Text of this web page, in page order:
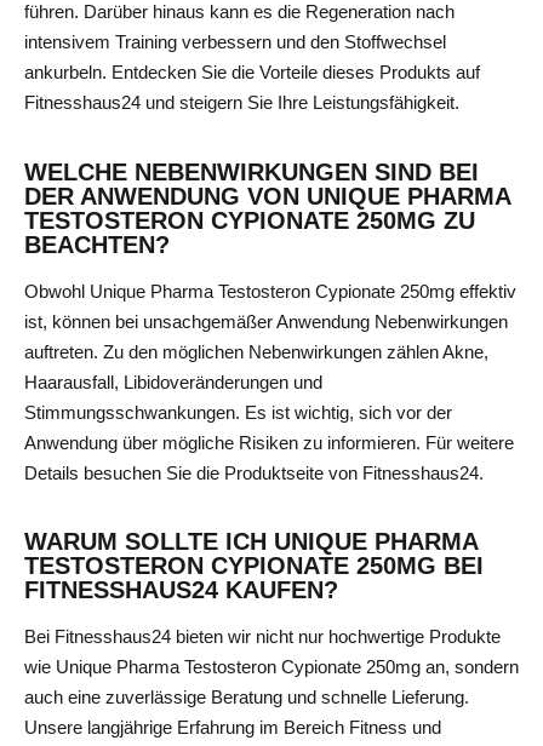
führen. Darüber hinaus kann es die Regeneration nach
intensivem Training verbessern und den Stoffwechsel
ankurbeln. Entdecken Sie die Vorteile dieses Produkts auf
Fitnesshaus24 und steigern Sie Ihre Leistungsfähigkeit.
WELCHE NEBENWIRKUNGEN SIND BEI
DER ANWENDUNG VON UNIQUE PHARMA
TESTOSTERON CYPIONATE 250MG ZU
BEACHTEN?
Obwohl Unique Pharma Testosteron Cypionate 250mg effektiv
ist, können bei unsachgemäßer Anwendung Nebenwirkungen
auftreten. Zu den möglichen Nebenwirkungen zählen Akne,
Haarausfall, Libidoveränderungen und
Stimmungsschwankungen. Es ist wichtig, sich vor der
Anwendung über mögliche Risiken zu informieren. Für weitere
Details besuchen Sie die Produktseite von Fitnesshaus24.
WARUM SOLLTE ICH UNIQUE PHARMA
TESTOSTERON CYPIONATE 250MG BEI
FITNESSHAUS24 KAUFEN?
Bei Fitnesshaus24 bieten wir nicht nur hochwertige Produkte
wie Unique Pharma Testosteron Cypionate 250mg an, sondern
auch eine zuverlässige Beratung und schnelle Lieferung.
Unsere langjährige Erfahrung im Bereich Fitness und